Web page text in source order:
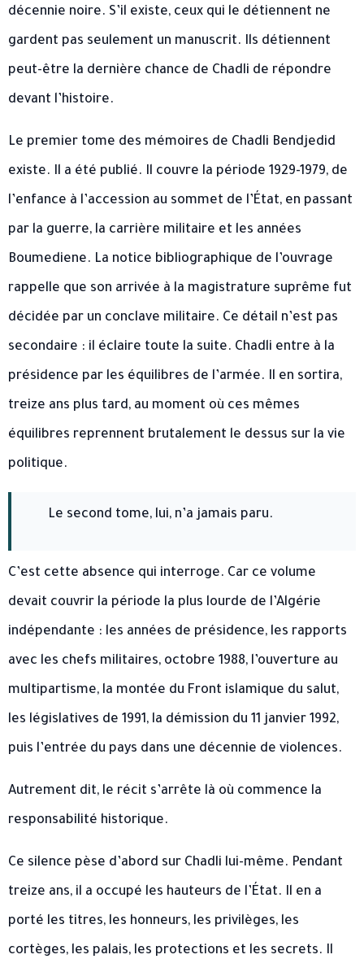
décennie noire. S’il existe, ceux qui le détiennent ne
gardent pas seulement un manuscrit. Ils détiennent
peut-être la dernière chance de Chadli de répondre
devant l’histoire.
Le premier tome des mémoires de Chadli Bendjedid
existe. Il a été publié. Il couvre la période 1929-1979, de
l’enfance à l’accession au sommet de l’État, en passant
par la guerre, la carrière militaire et les années
Boumediene. La notice bibliographique de l’ouvrage
rappelle que son arrivée à la magistrature suprême fut
décidée par un conclave militaire. Ce détail n’est pas
secondaire : il éclaire toute la suite. Chadli entre à la
présidence par les équilibres de l’armée. Il en sortira,
treize ans plus tard, au moment où ces mêmes
équilibres reprennent brutalement le dessus sur la vie
politique.
Le second tome, lui, n’a jamais paru.
C’est cette absence qui interroge. Car ce volume
devait couvrir la période la plus lourde de l’Algérie
indépendante : les années de présidence, les rapports
avec les chefs militaires, octobre 1988, l’ouverture au
multipartisme, la montée du Front islamique du salut,
les législatives de 1991, la démission du 11 janvier 1992,
puis l’entrée du pays dans une décennie de violences.
Autrement dit, le récit s’arrête là où commence la
responsabilité historique.
Ce silence pèse d’abord sur Chadli lui-même. Pendant
treize ans, il a occupé les hauteurs de l’État. Il en a
porté les titres, les honneurs, les privilèges, les
cortèges, les palais, les protections et les secrets. Il